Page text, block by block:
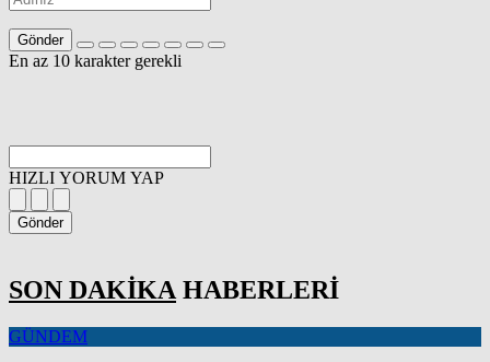
Gönder
En az 10 karakter gerekli
HIZLI YORUM YAP
Gönder
SON DAKİKA HABERLERİ
GÜNDEM